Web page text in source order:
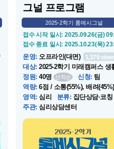
그널 프로그램
2025-2학기 룸메시그널
접수 시작 일시 : 2025.09.26(금)
접수 종료 일시 : 2025.10.23(목)
운영: 오프라인(대면) 1,379
대상: 2025-2학기 미래캠퍼스 생
입...
정원: 40명 선착순 신청: 팀
역량: 6점 / 소통(55%), 배려(45%)
영역 : 심리 분류: 집단상담·코칭
주관: 심리상담센터
운영 시작 일시
운영 종료 일시: 2025.10.31(금)
상담코칭센터(컨버젼스홀